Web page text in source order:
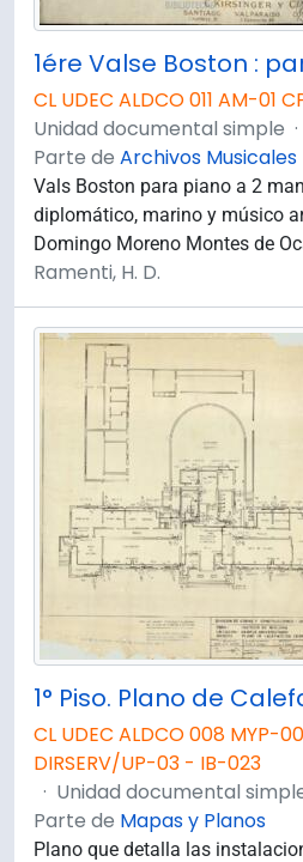
CL UDEC ALDCO 011 AM-01
Unidad documental simple ·
Parte de Archivos Musicales
Vals Boston para piano a 2
diplomático, marino y músico
Domingo Moreno Montes de
Ramenti, H. D.
CL UDEC ALDCO 008 MYP-
DIRSERV/UP-03 - IB-023
· Unidad documental
Parte de Mapas y Planos
Plano que detalla las